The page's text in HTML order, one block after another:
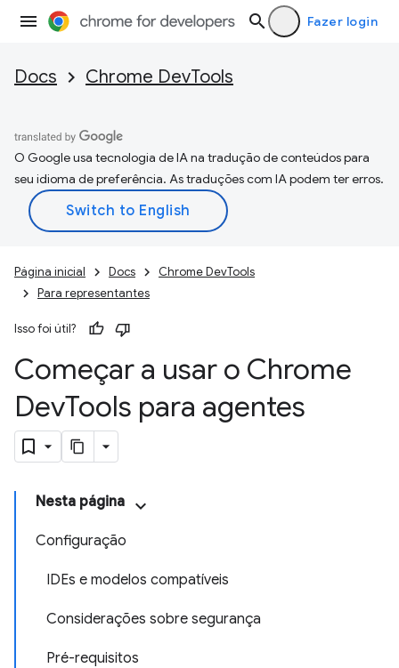
Fazer login
Docs Chrome DevTools
O Google usa tecnologia de IA na tradução de conteúdos para
seu idioma de preferência. As traduções com IA podem ter erros.
Página inicial Docs
Chrome DevTools
Para representantes
Isso foi útil?
Começar a usar o Chrome
DevTools para agentes
Nesta página
Configuração
IDEs e modelos compatíveis
Considerações sobre segurança
Pré-requisitos